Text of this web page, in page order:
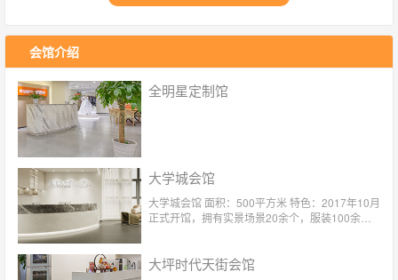
会馆介绍
全明星定制馆
大学城会馆
大学城会馆 面积：500平方米 特色：2017年10月
正式开馆，拥有实景场景20余个，服装100余
大坪时代天街会馆